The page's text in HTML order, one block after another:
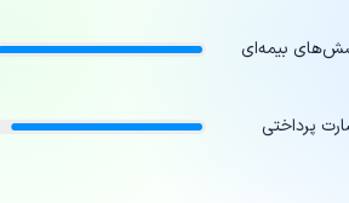
بیمه‌ای
پرداختی